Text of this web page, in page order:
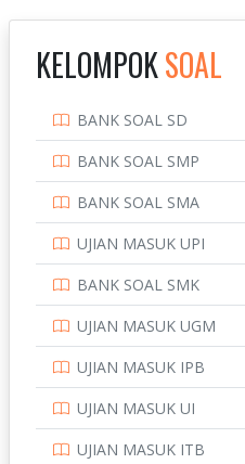
BANDUNG
INSTITUT TEKNOLOGI
INSTITUT TEKNOLOGI
SEPULUH NOVEMBER
INSTITUT TEKNOLOGI
SUMATERA
IPDN / STPDN
PENDIDIKAN
PERBANKAN
POLRI
POLTEK SSN
KELOMPOKSOAL
BANK SOAL SD
BANK SOAL SMP
BANK SOAL SMA
UJIAN MASUK UPI
BANK SOAL SMK
UJIAN MASUK UGM
UJIAN MASUK IPB
UJIAN MASUK UI
UJIAN MASUK ITB